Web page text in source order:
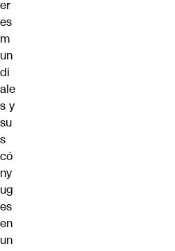
er
es
m
un
di
ale
s y
su
s
có
ny
ug
es
en
un